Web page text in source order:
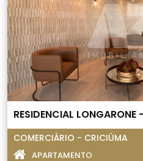
RESIDENCIAL LONGARONE
COMERCIÁRIO - CRICIÚMA
APARTAMENTO